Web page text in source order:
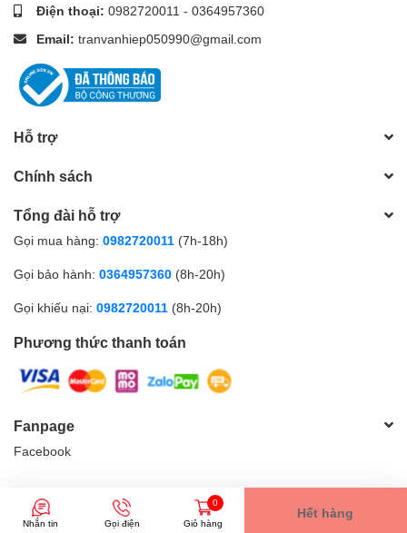
Điện thoại: 0982720011 - 0364957360
Email: tranvanhiep050990@gmail.com
Hỗ trợ
Chính sách
Tổng đài hỗ trợ
Gọi mua hàng: 0982720011 (7h-18h)
Gọi bảo hành: 0364957360 (8h-20h)
Gọi khiếu nại: 0982720011 (8h-20h)
Phương thức thanh toán
Fanpage
Facebook
© Bản quyền thuộc về Điện Máy Xây Dựng ĐĂNG NGA - Lào Cai
Cung cấp bởi
Sapo
Nhắn tin Gọi điện
0
Giỏ hàng
Hết hàng